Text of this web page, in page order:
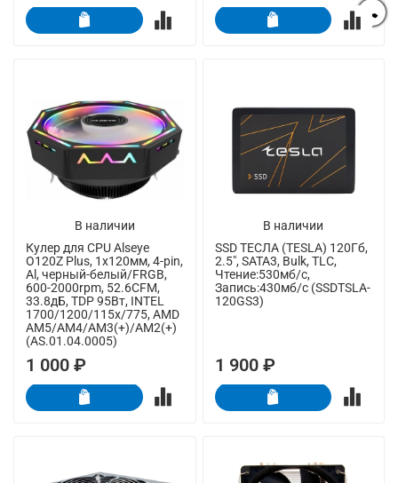
В наличии
Кулер для CPU Alseye
O120Z Plus, 1х120мм, 4-pin,
Al, черный-белый/FRGB,
600-2000rpm, 52.6CFM,
33.8дБ, TDP 95Вт, INTEL
1700/1200/115x/775, AMD
AM5/AM4/AM3(+)/AM2(+)
(AS.01.04.0005)
1 000 ₽
В наличии
SSD ТЕСЛА (TESLA) 120Гб,
2.5", SATA3, Bulk, TLC,
Чтение:530мб/с,
Запись:430мб/с (SSDTSLA-
120GS3)
1 900 ₽